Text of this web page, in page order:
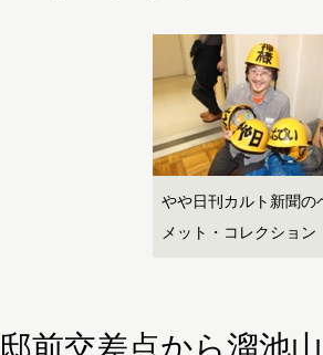
やや日刊カルト新聞の
メット・コレクション
前交差点から溜池